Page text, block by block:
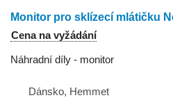
Monitor pro sklízecí mlátičku
Cena na vyžádání
Náhradní díly - monitor
Dánsko, Hemmet